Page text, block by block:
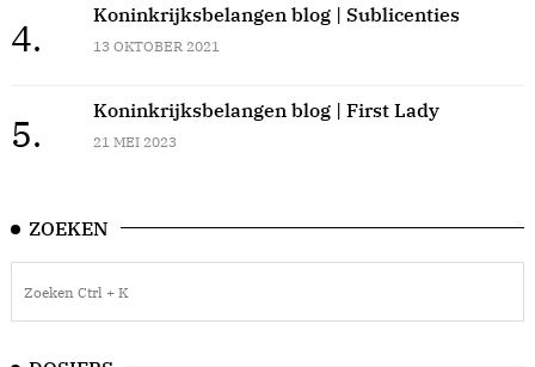
4.
Koninkrijksbelangen blog | Sublicenties
13 OKTOBER 2021
5.
Koninkrijksbelangen blog | First Lady
21 MEI 2023
ZOEKEN